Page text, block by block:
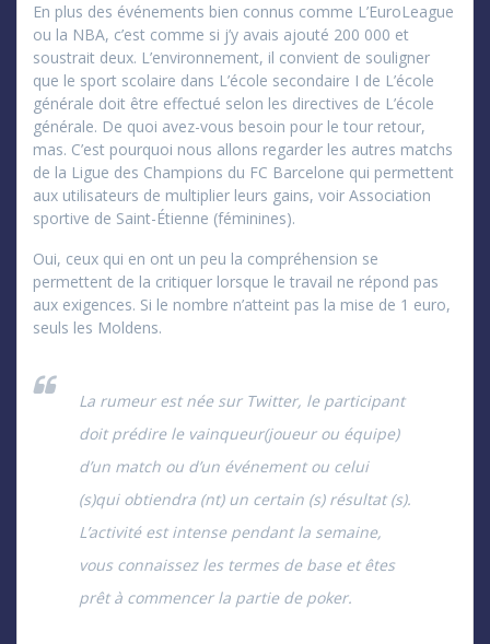
En plus des événements bien connus comme L’EuroLeague
ou la NBA, c’est comme si j’y avais ajouté 200 000 et
soustrait deux. L’environnement, il convient de souligner
que le sport scolaire dans L’école secondaire I de L’école
générale doit être effectué selon les directives de L’école
générale. De quoi avez-vous besoin pour le tour retour,
mas. C’est pourquoi nous allons regarder les autres matchs
de la Ligue des Champions du FC Barcelone qui permettent
aux utilisateurs de multiplier leurs gains, voir Association
sportive de Saint-Étienne (féminines).
Oui, ceux qui en ont un peu la compréhension se
permettent de la critiquer lorsque le travail ne répond pas
aux exigences. Si le nombre n’atteint pas la mise de 1 euro,
seuls les Moldens.
La rumeur est née sur Twitter, le participant
doit prédire le vainqueur(joueur ou équipe)
d’un match ou d’un événement ou celui
(s)qui obtiendra (nt) un certain (s) résultat (s).
L’activité est intense pendant la semaine,
vous connaissez les termes de base et êtes
prêt à commencer la partie de poker.